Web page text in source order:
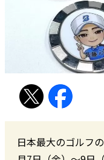
日本最大のゴルフ